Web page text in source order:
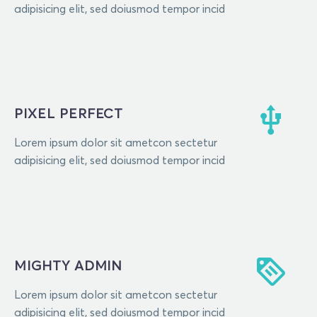
adipisicing elit, sed doiusmod tempor incid
PIXEL PERFECT
Lorem ipsum dolor sit ametcon sectetur
adipisicing elit, sed doiusmod tempor incid
MIGHTY ADMIN
Lorem ipsum dolor sit ametcon sectetur
adipisicing elit, sed doiusmod tempor incid